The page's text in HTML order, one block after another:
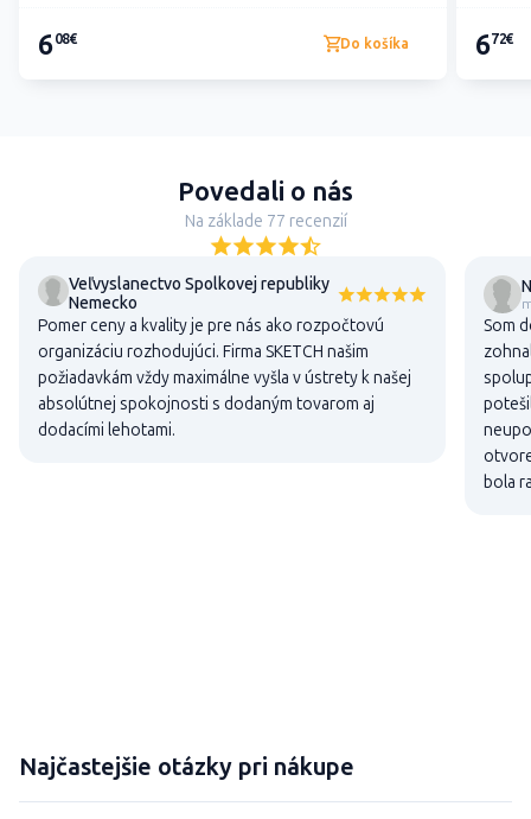
608€ Do košíka 672€
Povedali o nás
Na základe 77 recenzií
Veľvyslanectvo Spolkovej republiky
Nemecko
Pomer ceny a kvality je pre nás ako rozpočtovú
organizáciu rozhodujúci. Firma SKETCH našim
požiadavkám vždy maximálne vyšla v ústrety k našej
absolútnej spokojnosti s dodaným tovarom aj
dodacími lehotami.
Som
bola
Najčastejšie otázky pri nákupe